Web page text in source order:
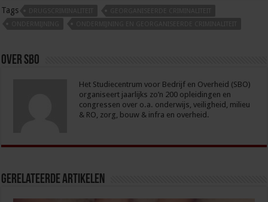
Tags
Over sbo
Het Studiecentrum voor Bedrijf en Overheid (SBO)
organiseert jaarlijks zo’n 200 opleidingen en
congressen over o.a. onderwijs, veiligheid, milieu
& RO, zorg, bouw & infra en overheid.
Gerelateerde Artikelen